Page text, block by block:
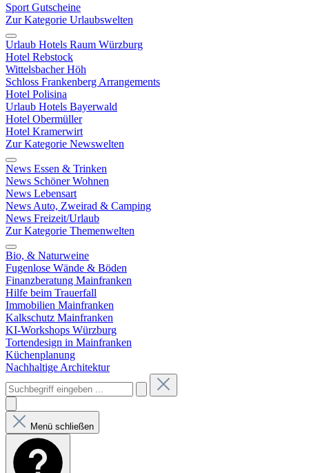
Sport Gutscheine
Zur Kategorie Urlaubswelten
Urlaub Hotels Raum Würzburg
Hotel Rebstock
Wittelsbacher Höh
Schloss Frankenberg Arrangements
Hotel Polisina
Urlaub Hotels Bayerwald
Hotel Obermüller
Hotel Kramerwirt
Zur Kategorie Newswelten
News Essen & Trinken
News Schöner Wohnen
News Lebensart
News Auto, Zweirad & Camping
News Freizeit/Urlaub
Zur Kategorie Themenwelten
Bio, & Naturweine
Fugenlose Wände & Böden
Finanzberatung Mainfranken
Hilfe beim Trauerfall
Immobilien Mainfranken
Kalkschutz Mainfranken
KI-Workshops Würzburg
Tortendesign in Mainfranken
Küchenplanung
Nachhaltige Architektur
Menü schließen